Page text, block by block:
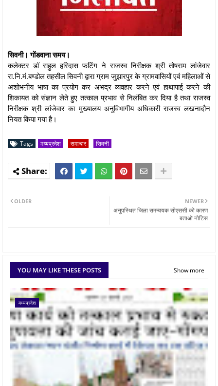
सिवनी। गोंडवाना समय।
कलेक्टर डॉ राहुल हरिदास फटिंग ने राजस्व निरीक्षक श्री तोषराम लांजेवार
रा.नि.मं.बण्डोल तहसील सिवनी द्वारा ग्राम जुझारपुर के ग्रामवासियों एवं महिलाओं से
अशोभनीय भाषा का प्रयोग कर अभद्र व्यवहार करने एवं हाथापाई करने की
शिकायत को संज्ञान लेते हुए तत्काल प्रभाव से निलंबित कर दिया है तथा राजस्व
निरीक्षक श्री लांजेवार का मुख्यालय अनुविभागीय अधिकारी राजस्व लखनादौन
नियत किया गया है।
Tags मध्यप्रदेश समाचार सिवनी
NEWER
अनुपस्थित जिला समन्वयक सीएससी को कारण
बताओ नोटिस
OLDER
YOU MAY LIKE THESE POSTS Show more
मध्यप्रदेश